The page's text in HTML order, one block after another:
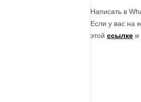
Написать в
Если у вас на
этойссылке и